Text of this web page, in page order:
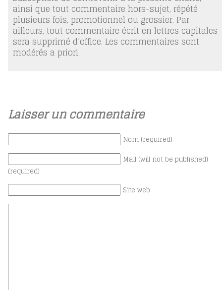
ainsi que tout commentaire hors-sujet, répété
plusieurs fois, promotionnel ou grossier. Par
ailleurs, tout commentaire écrit en lettres capitales
sera supprimé d’office. Les commentaires sont
modérés a priori.
Laisser un commentaire
Nom (required)
Mail (will not be published)
(required)
Site web